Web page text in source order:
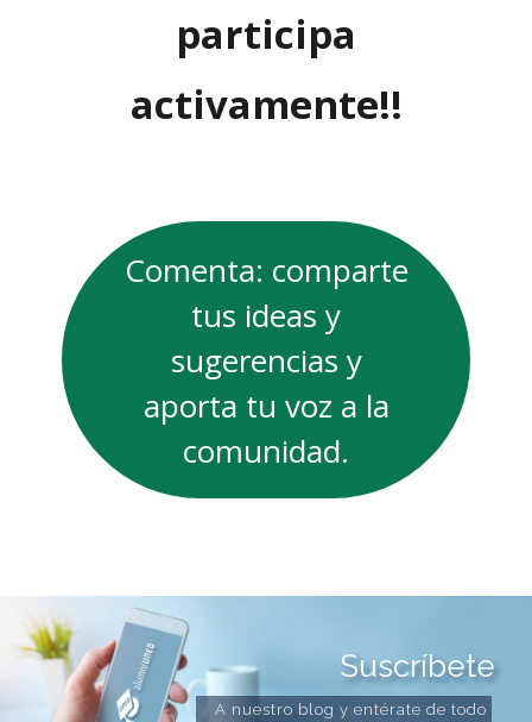
participa
activamente!!
Comenta: comparte
tus ideas y
sugerencias y
aporta tu voz a la
comunidad.
A nuestro blog y entérate de todo
Suscríbete